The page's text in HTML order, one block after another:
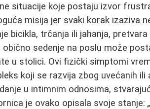
situacije koje postaju izvor
misija jer svaki korak izaziva
bicikla, trčanja ili jahanja,
obično sedenje na poslu može
u stolici. Ovi fizički simptomi
koji se razvija zbog uvećanih
u intimnim odnosima,
je ovako opisala svoje stanje: